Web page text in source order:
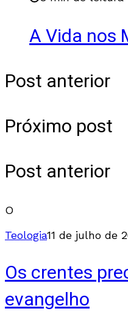
A Vida nos
Post anterior
Próximo post
Post anterior
O
Teologia11 de julho de
Os crentes
evangelho